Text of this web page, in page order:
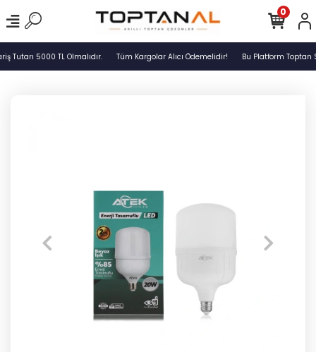
Tutarı 5000 TL Olmalıdır. Tüm Kargolar Alıcı Ödemelidir! Bu Platform Toptan
0